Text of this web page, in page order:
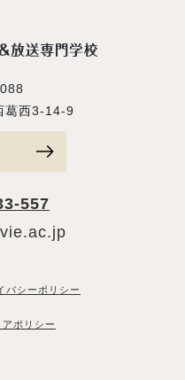
葛西3-14-9
557
バシーポリシー
ポリシー